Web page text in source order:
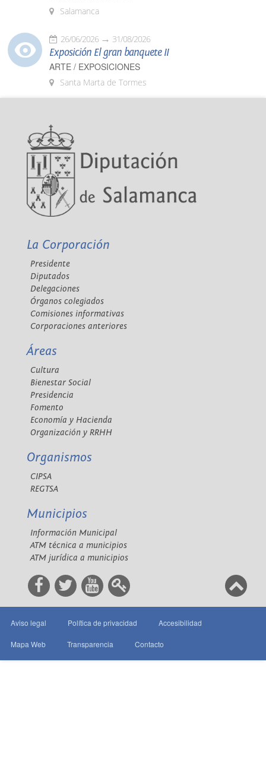
Salamanca
26/06/2026 31/08/2026
Exposición El gran banquete II
ARTE / EXPOSICIONES
Santa Marta de Tormes
La Corporación
Presidente
Diputados
Delegaciones
Órganos colegiados
Comisiones informativas
Corporaciones anteriores
Áreas
Cultura
Bienestar Social
Presidencia
Fomento
Economía y Hacienda
Organización y RRHH
Organismos
CIPSA
REGTSA
Municipios
Información Municipal
ATM técnica a municipios
ATM jurídica a municipios
Aviso legal Política de privacidad Accesibilidad
Mapa Web Transparencia Contacto